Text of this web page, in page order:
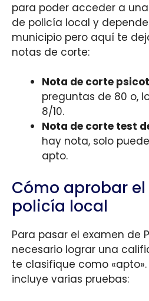
para poder acceder a
de policía local y
municipio pero aquí te
notas de corte:
Nota de corte
preguntas de 80 o,
8/10.
Nota de corte test
hay nota, solo
apto.
Cómo aprobar
policía local
Para pasar el examen de
necesario lograr una
te clasifique como «apto».
incluye varias pruebas: